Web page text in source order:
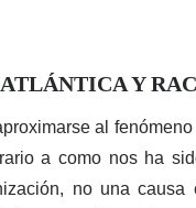
Y
al
a como nos ha
no una